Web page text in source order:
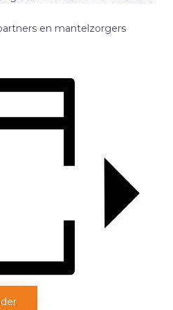
en mantelzorgers